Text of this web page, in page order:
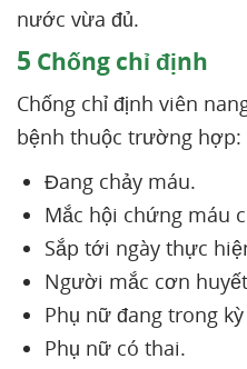
nước vừa đủ.
5 Chống chỉ định
Chống chỉ định viên
bệnh thuộc trường hợp:
Đang chảy máu.
Mắc hội chứng máu
Sắp tới ngày thực
Người mắc cơn
Phụ nữ đang trong
Phụ nữ có thai.